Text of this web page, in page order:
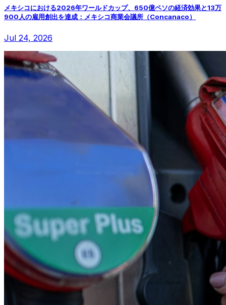
メキシコにおける2026年ワールドカップ、650億ペソの経済効果と13万
900人の雇用創出を達成：メキシコ商業会議所（Concanaco）
Jul 24, 2026